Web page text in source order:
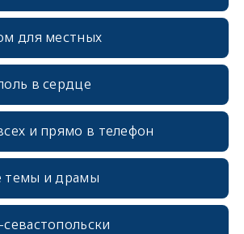
для местных
в сердце
и прямо в телефон
темы и драмы
erid: 2SDnjcrDNw6